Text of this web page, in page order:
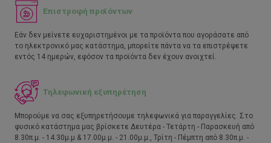
Επιστροφή προϊόντων
Εάν δεν μείνετε ευχαριστημένοι με τα προϊόντα που αγοράσατε από
το ηλεκτρονικό μας κατάστημα, μπορείτε πάντα να τα επιστρέψετε
εντός 14 ημερών, εφόσον τα προϊόντα δεν έχουν ανοιχτεί.
Τηλεφωνική εξυπηρέτηση
Μπορούμε να σας εξυπηρετήσουμε τηλεφωνικά για παραγγελίες. Στο
φυσικό κατάστημα μας βρίσκετε Δευτέρα - Τετάρτη - Παρασκευή από
8.30π.μ. - 14.30μ.μ & 17.00μ.μ. - 21.00μ.μ., Τρίτη - Πέμπτη από 8.30π.μ. -